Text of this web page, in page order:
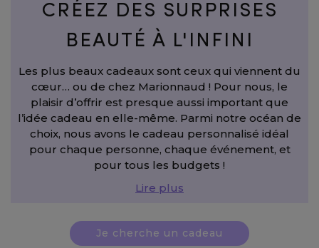
CRÉEZ DES SURPRISES
BEAUTÉ À L'INFINI
Les plus beaux cadeaux sont ceux qui viennent du
cœur… ou de chez Marionnaud ! Pour nous, le
plaisir d’offrir est presque aussi important que
l’idée cadeau en elle-même. Parmi notre océan de
choix, nous avons le cadeau personnalisé idéal
pour chaque personne, chaque événement, et
pour tous les budgets !
Lire plus
Je cherche un cadeau